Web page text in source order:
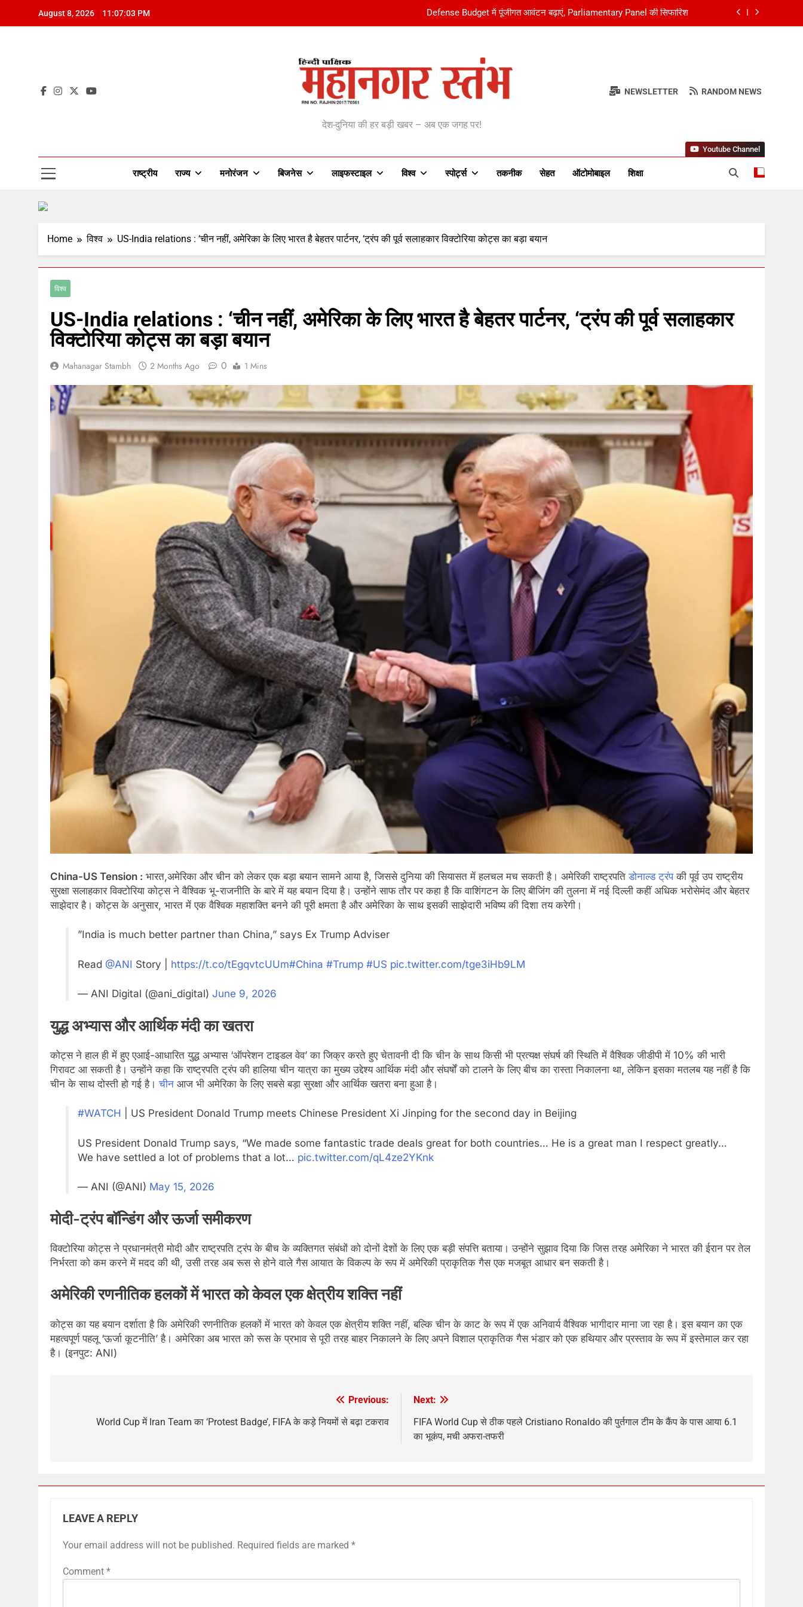
August 8, 2026 11:07:05 PM Delhi Rain से जलमग्न हुई राजधानी, IMD ने जारी किया Red Alert; थमा यातायात
Delhi Rainfall ने तोड़ा 2011 के बाद का रिकॉर्ड, IMD ने जारी किया रेड अलर्ट
Defense Budget में पूंजीगत आवंटन बढ़ाएं, Parliamentary Panel की सिफारिश
Mahanagar Stambh | महानगर स्तंभ
देश-दुनिया की हर बड़ी खबर – अब एक जगह पर!
NEWSLETTER RANDOM NEWS
राष्ट्रीय राज्य मनोरंजन बिजनेस लाइफस्टाइल विश्व ‎स्पोर्ट्स तकनीक सेहत ऑटोमोबाइल शिक्षा
Youtube Channel
Home विश्व US-India relations : ‘चीन नहीं, अमेरिका के लिए भारत है बेहतर पार्टनर, ‘ट्रंप की पूर्व सलाहकार विक्टोरिया कोट्स का बड़ा बयान
विश्व
US-India relations : ‘चीन नहीं, अमेरिका के लिए भारत है बेहतर पार्टनर, ‘ट्रंप की पूर्व सलाहकार
विक्टोरिया कोट्स का बड़ा बयान
Mahanagar Stambh 2 Months Ago 0 1 Mins
China-US Tension : भारत,अमेरिका और चीन को लेकर एक बड़ा बयान सामने आया है, जिससे दुनिया की सियासत में हलचल मच सकती है। अमेरिकी राष्ट्रपतिडोनाल्ड ट्रंपकी पूर्व उप राष्ट्रीय
सुरक्षा सलाहकार विक्टोरिया कोट्स ने वैश्विक भू-राजनीति के बारे में यह बयान दिया है। उन्होंने साफ तौर पर कहा है कि वाशिंगटन के लिए बीजिंग की तुलना में नई दिल्ली कहीं अधिक भरोसेमंद और बेहतर
साझेदार है। कोट्स के अनुसार, भारत में एक वैश्विक महाशक्ति बनने की पूरी क्षमता है और अमेरिका के साथ इसकी साझेदारी भविष्य की दिशा तय करेगी।
”India is much better partner than China,” says Ex Trump Adviser
Read @ANI Story | https://t.co/tEgqvtcUUm#China #Trump #US pic.twitter.com/tge3iHb9LM
— ANI Digital (@ani_digital) June 9, 2026
युद्ध अभ्यास और आर्थिक मंदी का खतरा
कोट्स ने हाल ही में हुए एआई-आधारित युद्ध अभ्यास ‘ऑपरेशन टाइडल वेव’ का जिक्र करते हुए चेतावनी दी कि चीन के साथ किसी भी प्रत्यक्ष संघर्ष की स्थिति में वैश्विक जीडीपी में 10% की भारी
गिरावट आ सकती है। उन्होंने कहा कि राष्ट्रपति ट्रंप की हालिया चीन यात्रा का मुख्य उद्देश्य आर्थिक मंदी और संघर्षों को टालने के लिए बीच का रास्ता निकालना था, लेकिन इसका मतलब यह नहीं है कि
चीन के साथ दोस्ती हो गई है।चीन आज भी अमेरिका के लिए सबसे बड़ा सुरक्षा और आर्थिक खतरा बना हुआ है।
#WATCH | US President Donald Trump meets Chinese President Xi Jinping for the second day in Beijing
US President Donald Trump says, “We made some fantastic trade deals great for both countries… He is a great man I respect greatly…
We have settled a lot of problems that a lot… pic.twitter.com/qL4ze2YKnk
— ANI (@ANI) May 15, 2026
मोदी-ट्रंप बॉन्डिंग और ऊर्जा समीकरण
विक्टोरिया कोट्स ने प्रधानमंत्री मोदी और राष्ट्रपति ट्रंप के बीच के व्यक्तिगत संबंधों को दोनों देशों के लिए एक बड़ी संपत्ति बताया। उन्होंने सुझाव दिया कि जिस तरह अमेरिका ने भारत की ईरान पर तेल
निर्भरता को कम करने में मदद की थी, उसी तरह अब रूस से होने वाले गैस आयात के विकल्प के रूप में अमेरिकी प्राकृतिक गैस एक मजबूत आधार बन सकती है।
अमेरिकी रणनीतिक हलकों में भारत को केवल एक क्षेत्रीय शक्ति नहीं
कोट्स का यह बयान दर्शाता है कि अमेरिकी रणनीतिक हलकों में भारत को केवल एक क्षेत्रीय शक्ति नहीं, बल्कि चीन के काट के रूप में एक अनिवार्य वैश्विक भागीदार माना जा रहा है। इस बयान का एक
महत्वपूर्ण पहलू ‘ऊर्जा कूटनीति’ है। अमेरिका अब भारत को रूस के प्रभाव से पूरी तरह बाहर निकालने के लिए अपने विशाल प्राकृतिक गैस भंडार को एक हथियार और प्रस्ताव के रूप में इस्तेमाल कर रहा
है। (इनपुट: ANI)
navigation
Previous:
World Cup में Iran Team का ‘Protest Badge’, FIFA के कड़े नियमों से बढ़ा टकराव
Next:
FIFA World Cup से ठीक पहले Cristiano Ronaldo की पुर्तगाल टीम के कैंप के पास आया 6.1
का भूकंप, मची अफरा-तफरी
LEAVE A REPLY
Your email address will not be published. Required fields are marked *
Comment *